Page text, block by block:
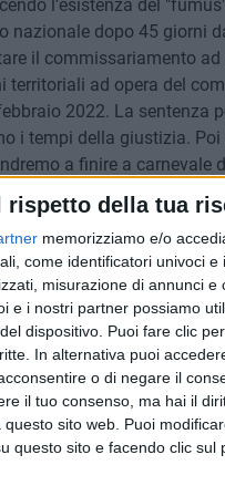
rispetto della tua
memorizziamo e/o
come identificatori univoci
misurazione di annunci
e i nostri partner possiamo
dispositivo. Puoi fare clic
In alternativa puoi
o di negare il
il tuo consenso, ma hai il
sito web. Puoi
questo sito e facendo clic sul
l'esistenza del
nazionale dopo 45 giorni
il commissariamento
territoriali ad opera del
2022. La sentenza
i tempi della giustizia.
a finire a carnevale
il rischio concreto è di
- l'assemblea dei
hanno esposto la
all'istanza di
il presidente Miani ha
, pervenuta in
nazionale; il Presidente
non meglio
sottolineando che
e ha concluso
ricatto anche se,